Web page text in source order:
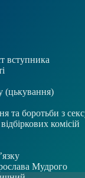
вступника
(цькування)
та боротьби з
комісій
Мудрого